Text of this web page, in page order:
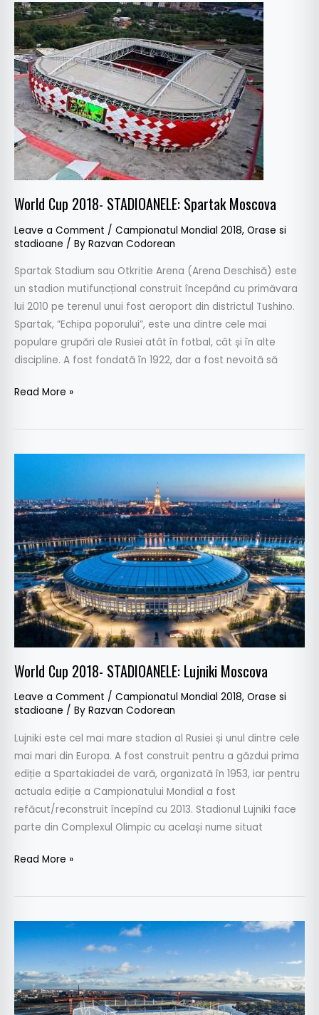
World Cup 2018- STADIOANELE: Spartak Moscova
Leave a Comment / Campionatul Mondial 2018, Orase si
stadioane / By Razvan Codorean
Spartak Stadium sau Otkritie Arena (Arena Deschisă) este
un stadion mutifuncțional construit începând cu primăvara
lui 2010 pe terenul unui fost aeroport din districtul Tushino.
Spartak, ”Echipa poporului”, este una dintre cele mai
populare grupări ale Rusiei atât în fotbal, cât și în alte
discipline. A fost fondată în 1922, dar a fost nevoită să
World
Cup
2018-
STADIOANELE:
Spartak
Moscova
Read More »
World Cup 2018- STADIOANELE: Lujniki Moscova
Leave a Comment / Campionatul Mondial 2018, Orase si
stadioane / By Razvan Codorean
Lujniki este cel mai mare stadion al Rusiei și unul dintre cele
mai mari din Europa. A fost construit pentru a găzdui prima
ediție a Spartakiadei de vară, organizată în 1953, iar pentru
actuala ediție a Campionatului Mondial a fost
refăcut/reconstruit începînd cu 2013. Stadionul Lujniki face
parte din Complexul Olimpic cu același nume situat
2018-
STADIOANELE:
Lujniki
Moscova
Read More »
Cup
2018-
STADIOANELE:
Kaliningrad